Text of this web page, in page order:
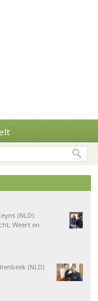
(NLD)
Weert en
(NLD)